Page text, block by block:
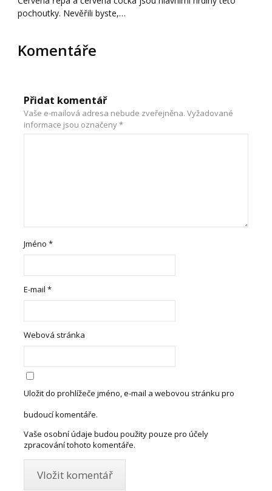
pochoutky. Nevěřili byste,…
Komentáře
Přidat komentář
Vaše e-mailová adresa nebude zveřejněna. Vyžadované
informace jsou označeny*
Jméno*
E-mail*
Webová stránka
Uložit do prohlížeče jméno, e-mail a webovou stránku pro
budoucí komentáře.
Vaše osobní údaje budou použity pouze pro účely
zpracování tohoto komentáře.